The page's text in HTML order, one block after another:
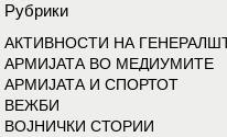
Рубрики
АКТИВНОСТИ НА
АРМИЈАТА ВО МЕДИУМИТЕ
АРМИЈАТА И СПОРТОТ
ВЕЖБИ
ВОЈНИЧКИ СТОРИИ